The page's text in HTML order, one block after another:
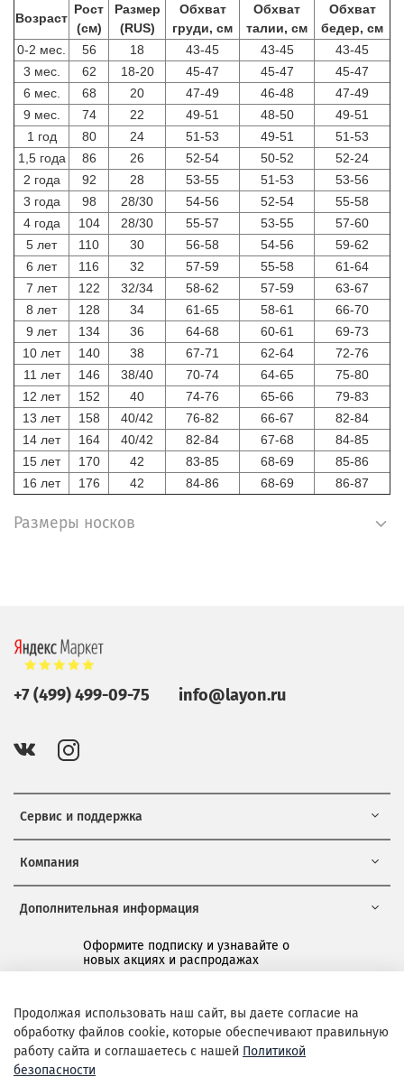
Возраст
Рост
(см)
Размер
(RUS)
Обхват
груди, см
Обхват
талии, см
Обхват
бедер, см
0-2 мес.
56 18 43-45 43-45
43-45
3 мес.
62 18-20 45-47 45-47
45-47
6 мес.
68 20 47-49 46-48
47-49
9 мес.
74 22 49-51 48-50
49-51
1 год
80 24 51-53 49-51
51-53
1,5 года
86 26 52-54 50-52
52-24
2 года
92 28 53-55 51-53
53-56
3 года
98 28/30 54-56 52-54
55-58
4 года
104 28/30 55-57 53-55
57-60
5 лет
110 30 56-58 54-56
59-62
6 лет
116 32 57-59 55-58
61-64
7 лет
122 32/34 58-62 57-59
63-67
8 лет
128 34 61-65 58-61
66-70
9 лет
134 36 64-68 60-61
69-73
10 лет
140 38 67-71 62-64
72-76
11 лет
146 38/40 70-74 64-65
75-80
12 лет
152 40 74-76 65-66
79-83
13 лет
158 40/42 76-82 66-67
82-84
14 лет
164 40/42 82-84 67-68
84-85
15 лет
170 42 83-85 68-69
85-86
16 лет
176 42 84-86 68-69 86-87
Размеры носков
Сервис и поддержка
Компания
Дополнительная информация
Оформите подписку и узнавайте о
новых акциях и распродажах
Подписаться
+7 (499) 499-09-75 info@layon.ru
Продолжая использовать наш сайт, вы даете согласие на
обработку файлов cookie, которые обеспечивают правильную
работу сайта и соглашаетесь с нашей Политикой
безопасности